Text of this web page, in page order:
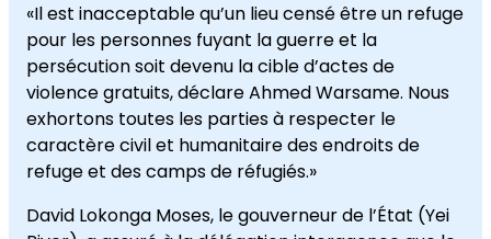
«Il est inacceptable qu’un lieu censé être un refuge
pour les personnes fuyant la guerre et la
persécution soit devenu la cible d’actes de
violence gratuits, déclare Ahmed Warsame. Nous
exhortons toutes les parties à respecter le
caractère civil et humanitaire des endroits de
refuge et des camps de réfugiés.»
David Lokonga Moses, le gouverneur de l’État (Yei